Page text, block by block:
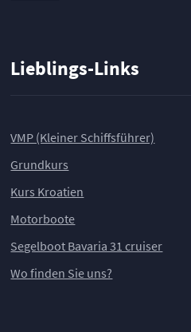
Lieblings-Links
VMP (Kleiner Schiffsführer)
Grundkurs
Kurs Kroatien
Motorboote
Segelboot Bavaria 31 cruiser
Wo finden Sie uns?